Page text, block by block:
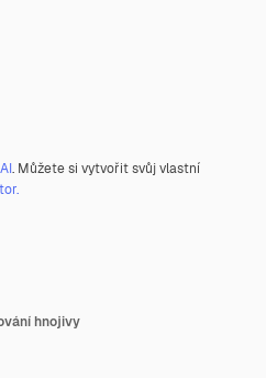
AI. Můžete si vytvořit svůj vlastní
hnojivy